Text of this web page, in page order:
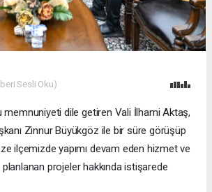
Sesli Oku)
memnuniyeti dile getiren Vali İlhami Aktaş,
Zinnur Büyükgöz ile bir süre görüşüp
ilçemizde yapımı devam eden hizmet ve
planlanan projeler hakkında istişarede